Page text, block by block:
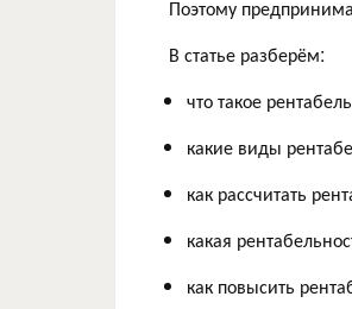
Поэтому
В статье разберём:
что такое
какие виды
как рассчитать
какая
как повысить